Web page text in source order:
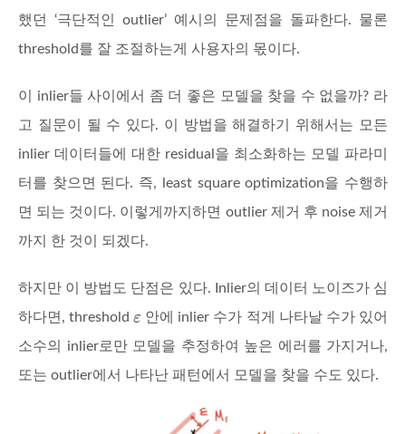
했던 ‘극단적인 outlier’ 예시의 문제점을 돌파한다. 물론
threshold를 잘 조절하는게 사용자의 몫이다.
이 inlier들 사이에서 좀 더 좋은 모델을 찾을 수 없을까? 라
고 질문이 될 수 있다. 이 방법을 해결하기 위해서는 모든
inlier 데이터들에 대한 residual을 최소화하는 모델 파라미
터를 찾으면 된다. 즉, least square optimization을 수행하
면 되는 것이다. 이렇게까지하면 outlier 제거 후 noise 제거
까지 한 것이 되겠다.
하지만 이 방법도 단점은 있다. Inlier의 데이터 노이즈가 심
하다면, threshold 안에 inlier 수가 적게 나타날 수가 있어
소수의 inlier로만 모델을 추정하여 높은 에러를 가지거나,
또는 outlier에서 나타난 패턴에서 모델을 찾을 수도 있다.